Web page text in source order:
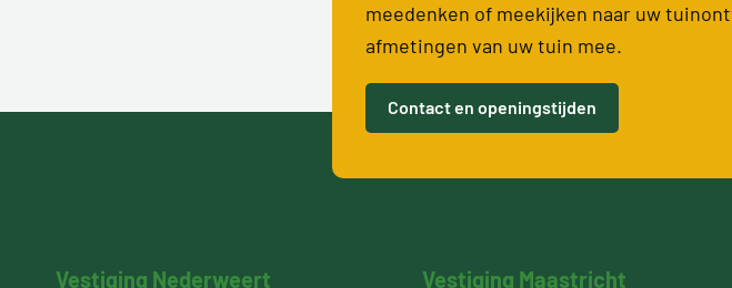
meedenken of meekijken naar uw
afmetingen van uw tuin mee.
Contact en openingstijden
Vestiging Nederweert Vestiging Maastricht